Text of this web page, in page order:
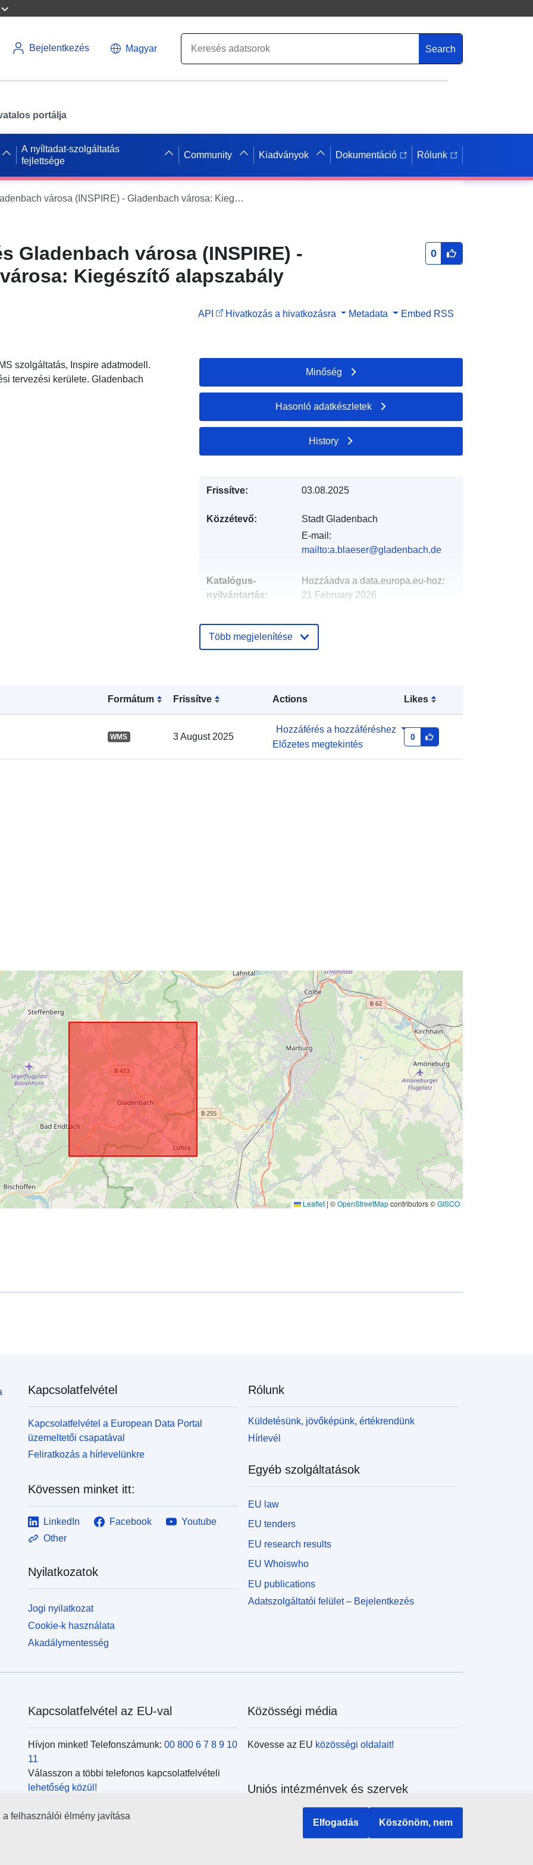
Bejelentkezés Magyar Search
portálja
A nyíltadat-szolgáltatás
fejlettsége
Community Kiadványok Dokumentáció Rólunk
Várostervezés Gladenbach városa (INSPIRE) - Gladenbach városa: Kiegészítő alapszabály
Gladenbach városa (INSPIRE) -
Kiegészítő alapszabály
0
API Hivatkozás a hivatkozásra Metadata Embed RSS
szolgáltatás, Inspire adatmodell.
tervezési kerülete. Gladenbach
Formátum Frissítve Actions Likes
WMS 3 August 2025
Hozzáférés a hozzáféréshez
Előzetes megtekintés
0
Leaflet | ©OpenStreetMapcontributors ©GISCO
Minőség
Hasonló adatkészletek
History
Frissítve: 03.08.2025
Közzétevő:
Stadt Gladenbach
E-mail:
mailto:a.blaeser@gladenbach.de
Katalógus-
nyilvántartás:
Hozzáadva a data.europa.eu-hoz:
21 February 2026
2026
Típus: Polygon
http://data.europa.eu/88u/dataset/ad
502876-98a1-7645-8211-
Több megjelenítése
Kapcsolatfelvétel
Kapcsolatfelvétel a European Data Portal
üzemeltetői csapatával
Feliratkozás a hírlevelünkre
Kövessen minket itt:
LinkedIn Facebook
Youtube
Other
Nyilatkozatok
Jogi nyilatkozat
Cookie-k használata
Akadálymentesség
Rólunk
Küldetésünk, jövőképünk, értékrendünk
Hírlevél
Egyéb szolgáltatások
EU law
EU tenders
EU research results
EU Whoiswho
EU publications
Adatszolgáltatói felület – Bejelentkezés
Kapcsolatfelvétel az EU-val
Hívjon minket! Telefonszámunk: 00 800 6 7 8 9 10
11
Válasszon a többi telefonos kapcsolatfelvételi
lehetőség közül!
kitöltésével!
Közösségi média
Kövesse az EU közösségi oldalait!
Uniós intézmények és szervek
Keresés az uniós intézmények és szervek
felhasználói élmény javítása
Elfogadás Köszönöm, nem